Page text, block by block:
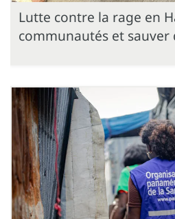
Lutte contre la rage en
communautés et sauver